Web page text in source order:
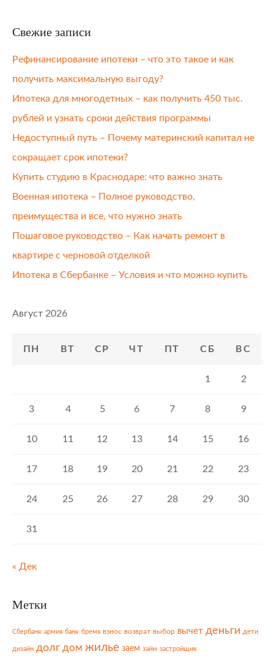
Свежие записи
Рефинансирование ипотеки – что это такое и как
получить максимальную выгоду?
Ипотека для многодетных – как получить 450 тыс.
рублей и узнать сроки действия программы
Недоступный путь – Почему материнский капитал не
сокращает срок ипотеки?
Купить студию в Краснодаре: что важно знать
Военная ипотека – Полное руководство,
преимущества и все, что нужно знать
Пошаговое руководство – Как начать ремонт в
квартире с черновой отделкой
Ипотека в Сбербанке – Условия и что можно купить
Август 2026
ПН ВТ СР ЧТ ПТ СБ ВС
1 2
3 4 5 6 7 8 9
10 11 12 13 14 15 16
17 18 19 20 21 22 23
24 25 26 27 28 29 30
31
« Дек
Метки
Сбербанк армия банк бремя взнос возврат выбор вычет деньги дети
дизайн долг дом жилье заем займ застройщик